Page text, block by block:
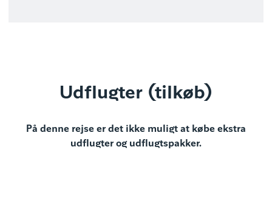
Udflugter (tilkøb)
På denne rejse er det ikke muligt at købe ekstra
udflugter og udflugtspakker.